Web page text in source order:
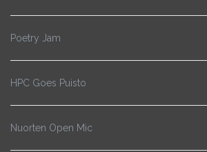
Poetry Jam
HPC Goes Puisto
Nuorten Open Mic